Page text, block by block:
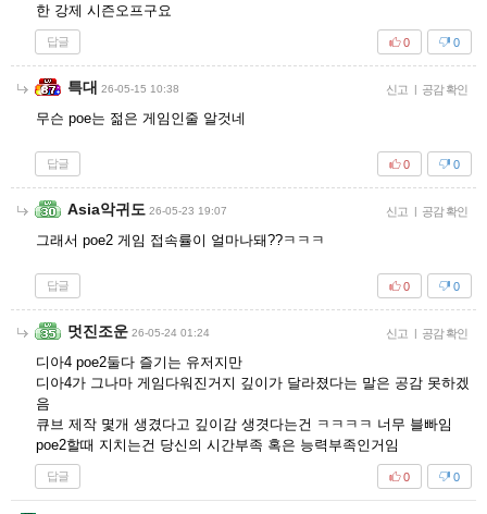
한 강제 시즌오프구요
답글 0
0
특대 26-05-15 10:38 신고 | 공감 확인
무슨 poe는 젊은 게임인줄 알것네
답글 0
0
Asia악귀도 26-05-23 19:07 신고 | 공감 확인
그래서 poe2 게임 접속률이 얼마나돼??ㅋㅋㅋ
답글 0
0
멋진조운 26-05-24 01:24 신고 | 공감 확인
디아4 poe2둘다 즐기는 유저지만
디아4가 그나마 게임다워진거지 깊이가 달라졌다는 말은 공감 못하겠
음
큐브 제작 몇개 생겼다고 깊이감 생겻다는건 ㅋㅋㅋㅋ 너무 블빠임
poe2할때 지치는건 당신의 시간부족 혹은 능력부족인거임
답글 0
0